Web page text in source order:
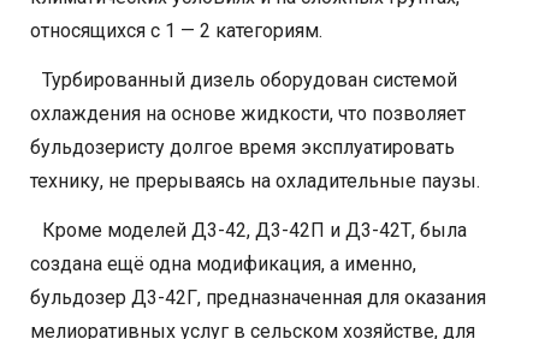
относящихся с 1 — 2 категориям.
Турбированный дизель оборудован системой
охлаждения на основе жидкости, что позволяет
бульдозеристу долгое время эксплуатировать
технику, не прерываясь на охладительные паузы.
Кроме моделей Д3-42, Д3-42П и Д3-42Т, была
создана ещё одна модификация, а именно,
бульдозер Д3-42Г, предназначенная для оказания
мелиоративных услуг в сельском хозяйстве, для